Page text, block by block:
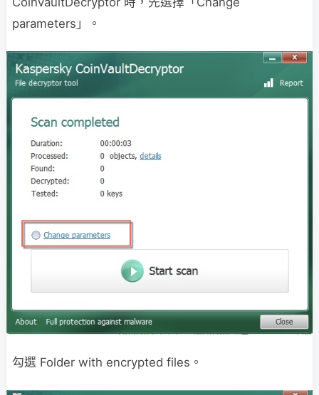
parameters」。
勾選 Folder with encrypted files。